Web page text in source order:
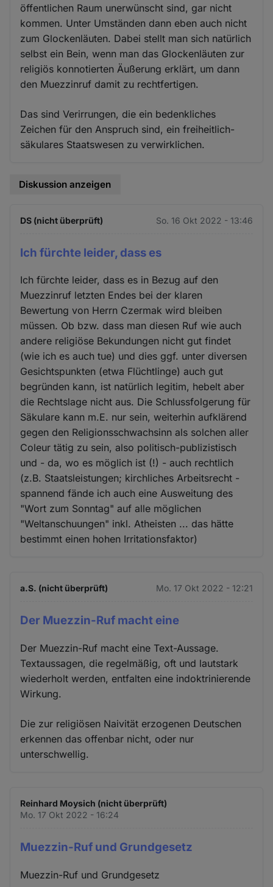
öffentlichen Raum unerwünscht sind, gar nicht
kommen. Unter Umständen dann eben auch nicht
zum Glockenläuten. Dabei stellt man sich natürlich
selbst ein Bein, wenn man das Glockenläuten zur
religiös konnotierten Äußerung erklärt, um dann
den Muezzinruf damit zu rechtfertigen.
Das sind Verirrungen, die ein bedenkliches
Zeichen für den Anspruch sind, ein freiheitlich-
säkulares Staatswesen zu verwirklichen.
Diskussion anzeigen
DS (nicht überprüft) So. 16 Okt 2022 - 13:46
Ich fürchte leider, dass es
Ich fürchte leider, dass es in Bezug auf den
Muezzinruf letzten Endes bei der klaren
Bewertung von Herrn Czermak wird bleiben
müssen. Ob bzw. dass man diesen Ruf wie auch
andere religiöse Bekundungen nicht gut findet
(wie ich es auch tue) und dies ggf. unter diversen
Gesichtspunkten (etwa Flüchtlinge) auch gut
begründen kann, ist natürlich legitim, hebelt aber
die Rechtslage nicht aus. Die Schlussfolgerung für
Säkulare kann m.E. nur sein, weiterhin aufklärend
gegen den Religionsschwachsinn als solchen aller
Coleur tätig zu sein, also politisch-publizistisch
und - da, wo es möglich ist (!) - auch rechtlich
(z.B. Staatsleistungen; kirchliches Arbeitsrecht -
spannend fände ich auch eine Ausweitung des
"Wort zum Sonntag" auf alle möglichen
"Weltanschuungen" inkl. Atheisten ... das hätte
bestimmt einen hohen Irritationsfaktor)
a.S. (nicht überprüft) Mo. 17 Okt 2022 - 12:21
Der Muezzin-Ruf macht eine
Der Muezzin-Ruf macht eine Text-Aussage.
Textaussagen, die regelmäßig, oft und lautstark
wiederholt werden, entfalten eine indoktrinierende
Wirkung.
Die zur religiösen Naivität erzogenen Deutschen
erkennen das offenbar nicht, oder nur
unterschwellig.
Reinhard Moysich (nicht überprüft)
Mo. 17 Okt 2022 - 16:24
Muezzin-Ruf und Grundgesetz
Muezzin-Ruf und Grundgesetz